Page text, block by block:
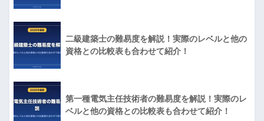
二級建築士の難易度を解説！実際のレベルと他の
資格との比較表も合わせて紹介！
第一種電気主任技術者の難易度を解説！実際のレ
ベルと他の資格との比較表も合わせて紹介！